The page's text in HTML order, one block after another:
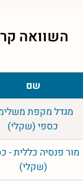
השוואה
שם
מגדל מקפת
כספי (שקלי)
מור פנסיה כללית -
(שקלי)